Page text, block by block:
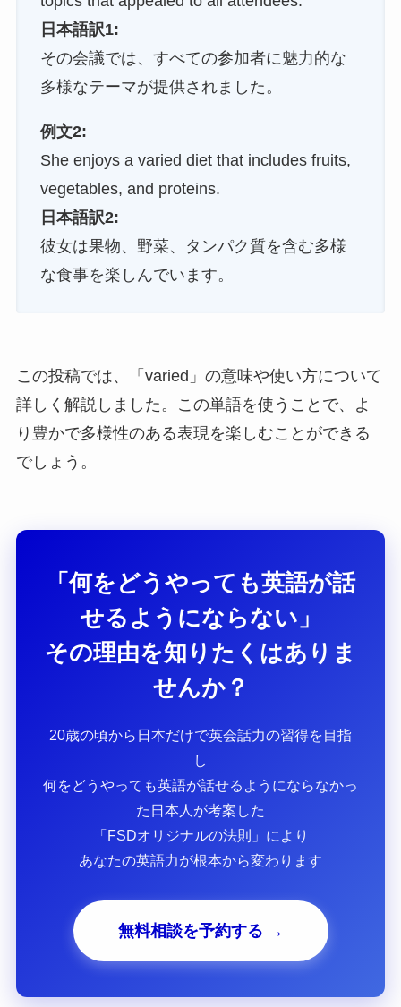
日本語訳1:
その会議では、すべての参加者に魅力的な
多様なテーマが提供されました。
例文2:
She enjoys a varied diet that includes fruits,
vegetables, and proteins.
日本語訳2:
彼女は果物、野菜、タンパク質を含む多様
な食事を楽しんでいます。
この投稿では、「varied」の意味や使い方について
詳しく解説しました。この単語を使うことで、よ
り豊かで多様性のある表現を楽しむことができる
でしょう。
「何をどうやっても英語が話
せるようにならない」
その理由を知りたくはありま
せんか？
20歳の頃から日本だけで英会話力の習得を目指
し
何をどうやっても英語が話せるようにならなかっ
た日本人が考案した
「FSDオリジナルの法則」により
あなたの英語力が根本から変わります
無料相談を予約する →